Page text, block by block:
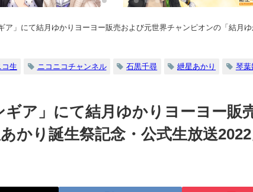
ア」にて結月ゆかりヨーヨー販売および元世界チャンピオンの「結月
コ生 ニコニコチャンネル 石黒千尋 紲星あかり 琴葉
ギア」にて結月ゆかりヨーヨー販
かり誕生祭記念・公式生放送